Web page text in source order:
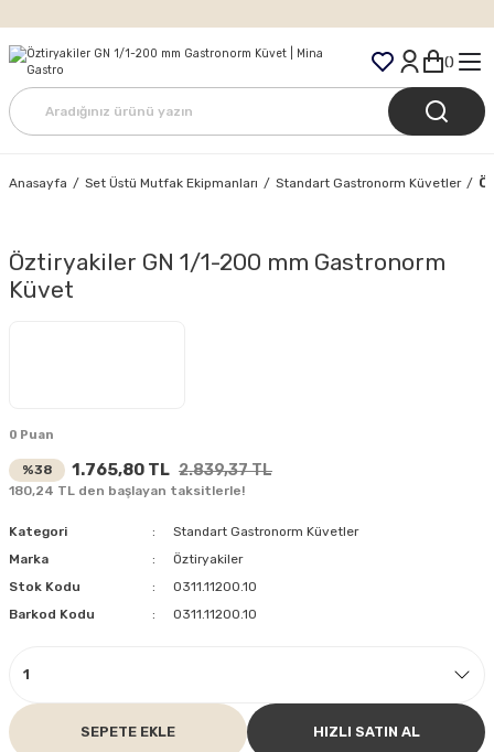
Tüm Siparişlerde Ücretsiz Kargo
Anasayfa Set Üstü Mutfak Ekipmanları Standart Gastronorm Küvetler
Öztiryakiler GN 1/1-200 mm Gastronorm
Küvet
0 Puan
%38 1.765,80 TL 2.839,37 TL
180,24 TL den başlayan taksitlerle!
Kategori
Standart Gastronorm Küvetler
Marka
Öztiryakiler
Stok Kodu
0311.11200.10
Barkod Kodu
0311.11200.10
SEPETE EKLE HIZLI SATIN AL